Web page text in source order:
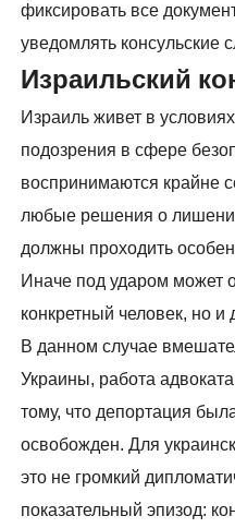
фиксировать все
уведомлять консульские
Израильский
Израиль живет в
подозрения в сфере
воспринимаются крайне
любые решения о
должны проходить
Иначе под ударом может
конкретный человек, но и
В данном случае
Украины, работа
тому, что депортация
освобожден. Для
это не громкий
показательный эпизод: